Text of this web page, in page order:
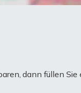
dann füllen